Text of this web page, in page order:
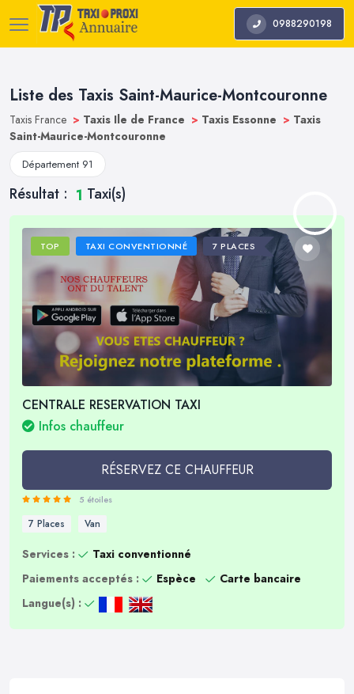
0988290198
Liste des Taxis Saint-Maurice-Montcouronne
Taxis France > Taxis Ile de France > Taxis Essonne > Taxis
Saint-Maurice-Montcouronne
Département 91
Résultat : 1 Taxi(s)
TOP TAXI CONVENTIONNÉ 7 PLACES
CENTRALE RESERVATION TAXI
Infos chauffeur
RÉSERVEZ CE CHAUFFEUR
5 étoiles
7 Places Van
Services :
Taxi conventionné
Paiements acceptés :
Espèce
Carte bancaire
Langue(s) :